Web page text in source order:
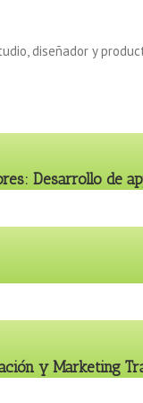
diseñador y
Desarrollo de
y Marketing